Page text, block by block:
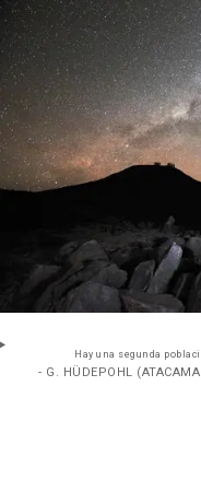
Hay una segunda
- G. HÜDEPOHL